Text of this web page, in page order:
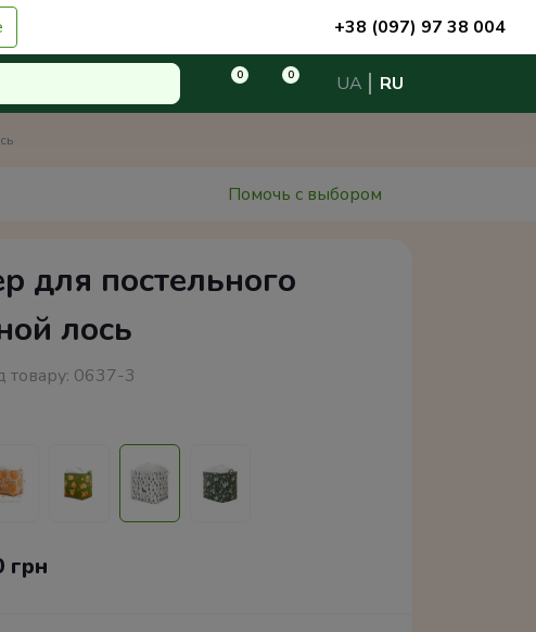
+38 (097) 97 38 004
0 0 UA RU
Помочь с выбором
для постельного
лось
товару: 0637-3
грн